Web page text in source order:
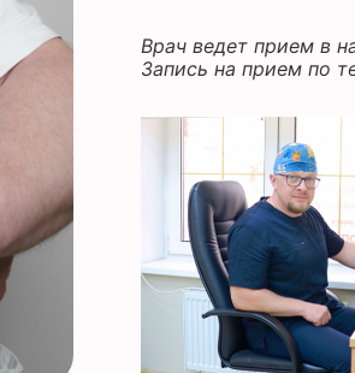
Врач ведет прием в
Запись на прием по